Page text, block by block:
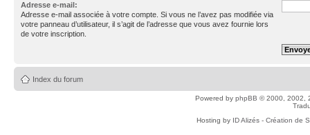
Adresse e-mail:
Adresse e-mail associée à votre compte. Si vous ne l’avez pas modifiée via
votre panneau d’utilisateur, il s’agit de l’adresse que vous avez fournie lors
de votre inscription.
Index du forum
Powered by phpBB © 2000, 2002,
Hosting by ID Alizés - Création de